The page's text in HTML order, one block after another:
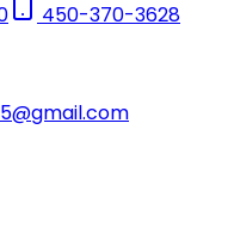
450-370-3628